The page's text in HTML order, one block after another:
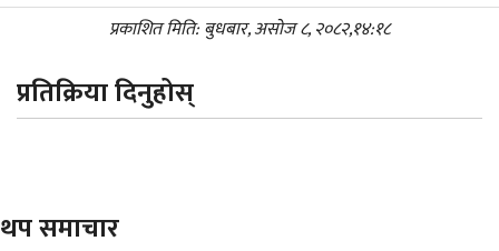
प्रकाशित मिति: बुधबार, असोज ८, २०८२,१४:१८
प्रतिक्रिया दिनुहोस्
थप समाचार